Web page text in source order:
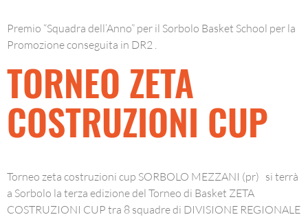
Premio “Squadra dell’Anno” per il Sorbolo Basket School per la
Promozione conseguita in DR2 .
TORNEO ZETA
COSTRUZIONI CUP
Torneo zeta costruzioni cup SORBOLO MEZZANI (pr) si terrà
a Sorbolo la terza edizione del Torneo di Basket ZETA
COSTRUZIONI CUP tra 8 squadre di DIVISIONE REGIONALE